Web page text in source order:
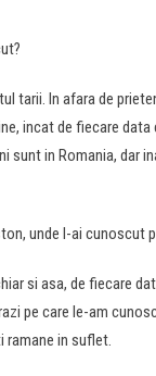
tarii. In afara de
incat de fiecare
in Romania, dar
unde l-ai cunoscut
si asa, de fiecare
pe care le-am
ramane in suflet.